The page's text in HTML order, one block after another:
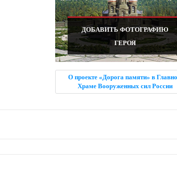
ДОБАВИТЬ ФОТОГРАФИЮ
ГЕРОЯ
О проекте «Дорога памяти» в
Храме Вооруженных сил России